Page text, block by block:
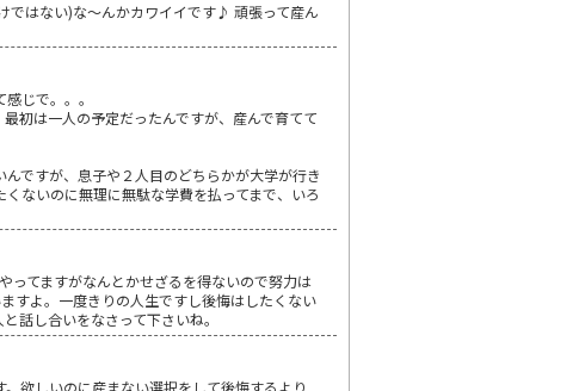
ではない)な～んかカワイイです♪ 頑張って産ん
じで。。。
初は一人の予定だったんですが、産んで育てて
ですが、息子や２人目のどちらかが大学が行き
ないのに無理に無駄な学費を払ってまで、いろ
ってますがなんとかせざるを得ないので努力は
すよ。一度きりの人生ですし後悔はしたくない
話し合いをなさって下さいね。
欲しいのに産まない選択をして後悔するより